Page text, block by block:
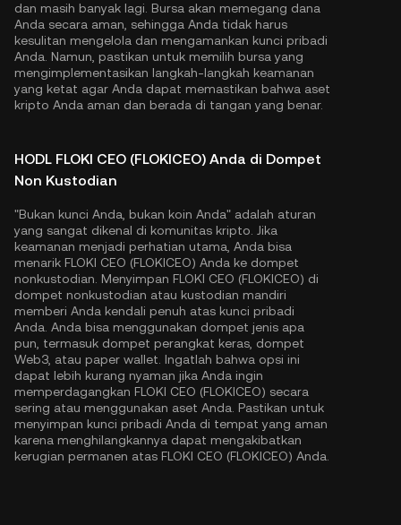
dan masih banyak lagi. Bursa akan memegang dana
Anda secara aman, sehingga Anda tidak harus
kesulitan mengelola dan mengamankan kunci pribadi
Anda. Namun, pastikan untuk memilih bursa yang
mengimplementasikan langkah-langkah keamanan
yang ketat agar Anda dapat memastikan bahwa aset
kripto Anda aman dan berada di tangan yang benar.
HODL FLOKI CEO (FLOKICEO) Anda di Dompet
Non Kustodian
"Bukan kunci Anda, bukan koin Anda" adalah aturan
yang sangat dikenal di komunitas kripto. Jika
keamanan menjadi perhatian utama, Anda bisa
menarik FLOKI CEO (FLOKICEO) Anda ke dompet
nonkustodian. Menyimpan FLOKI CEO (FLOKICEO) di
dompet nonkustodian atau kustodian mandiri
memberi Anda kendali penuh atas kunci pribadi
Anda. Anda bisa menggunakan dompet jenis apa
pun, termasuk dompet perangkat keras, dompet
Web3, atau paper wallet. Ingatlah bahwa opsi ini
dapat lebih kurang nyaman jika Anda ingin
memperdagangkan FLOKI CEO (FLOKICEO) secara
sering atau menggunakan aset Anda. Pastikan untuk
menyimpan kunci pribadi Anda di tempat yang aman
karena menghilangkannya dapat mengakibatkan
kerugian permanen atas FLOKI CEO (FLOKICEO) Anda.